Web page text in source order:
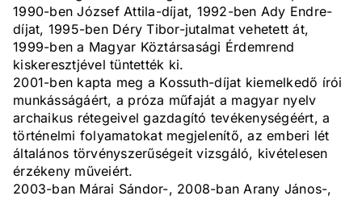
1990-ben József Attila-díjat, 1992-ben Ady Endre-
díjat, 1995-ben Déry Tibor-jutalmat vehetett át,
1999-ben a Magyar Köztársasági Érdemrend
kiskeresztjével tüntették ki.
2001-ben kapta meg a Kossuth-díjat kiemelkedő írói
munkásságáért, a próza műfaját a magyar nyelv
archaikus rétegeivel gazdagító tevékenységéért, a
történelmi folyamatokat megjelenítő, az emberi lét
általános törvényszerűségeit vizsgáló, kivételesen
érzékeny műveiért.
2003-ban Márai Sándor-, 2008-ban Arany János-,